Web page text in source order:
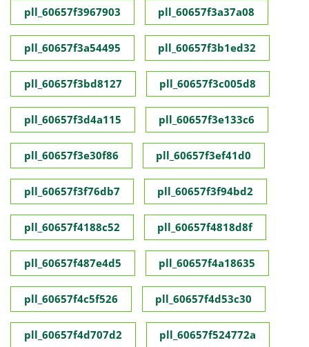
pll_60657f3967903 pll_60657f3a37a08
pll_60657f3a54495 pll_60657f3b1ed32
pll_60657f3bd8127 pll_60657f3c005d8
pll_60657f3d4a115 pll_60657f3e133c6
pll_60657f3e30f86 pll_60657f3ef41d0
pll_60657f3f76db7 pll_60657f3f94bd2
pll_60657f4188c52 pll_60657f4818d8f
pll_60657f487e4d5 pll_60657f4a18635
pll_60657f4c5f526 pll_60657f4d53c30
pll_60657f4d707d2 pll_60657f524772a